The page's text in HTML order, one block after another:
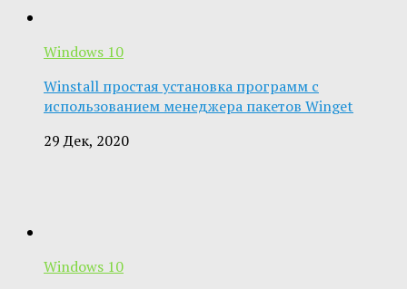
Windows 10
Winstall простая установка программ с
использованием менеджера пакетов Winget
29 Дек, 2020
Windows 10